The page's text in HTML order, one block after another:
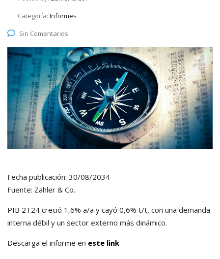
Categoría: Informes
Sin Comentarios
Fecha publicación: 30/08/2034
Fuente: Zahler & Co.
PIB 2T24 creció 1,6% a/a y cayó 0,6% t/t, con una demanda
interna débil y un sector externo más dinámico.
Descarga el informe en este link